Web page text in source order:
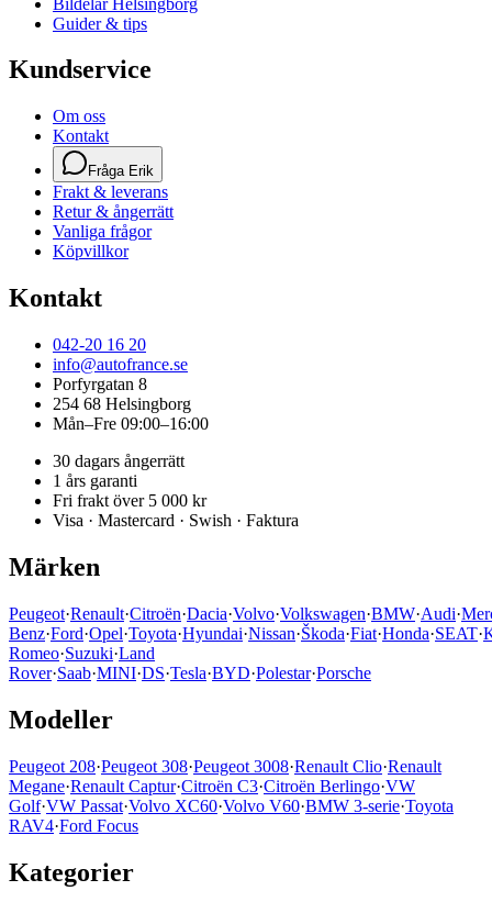
Guider & tips
Kundservice
Om oss
Kontakt
Fråga Erik
Frakt & leverans
Retur & ångerrätt
Vanliga frågor
Köpvillkor
Kontakt
042-20 16 20
info@autofrance.se
Porfyrgatan 8
254 68 Helsingborg
Mån–Fre 09:00–16:00
30 dagars ångerrätt
1 års garanti
Fri frakt över 5 000 kr
Visa · Mastercard · Swish · Faktura
Märken
Peugeot·Renault·Citroën·Dacia·Volvo·Volkswagen·BMW·Audi·
Benz·Ford·Opel·Toyota·Hyundai·Nissan·Škoda·Fiat·Honda·SEAT·
Romeo·Suzuki·Land
Rover·Saab·MINI·DS·Tesla·BYD·Polestar·Porsche
Modeller
Peugeot 208·Peugeot 308·Peugeot 3008·Renault Clio·Renault
Megane·Renault Captur·Citroën C3·Citroën Berlingo·VW
Golf·VW Passat·Volvo XC60·Volvo V60·BMW 3-serie·Toyota
RAV4·Ford Focus
Kategorier